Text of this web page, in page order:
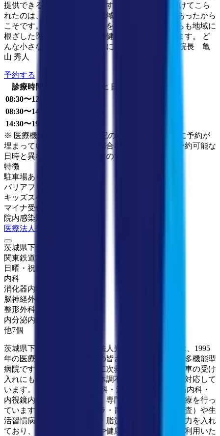
提供できるよう努めております。 これまで歩み続けてこら
れたのは、患者様をはじめ地域の皆様のお支えがあったから
こそです。その感謝の気持ちを大切にし、これからも地域に
根ざした医療を通じて皆様の健康を支えてまいります。 ど
んな小さなことでも、お気軽にご相談ください。 院長 亀
山 秀人
予約する
診療時間
土 日
08:30〜12:30
08:30〜14:30
14:30〜19:30
※ 医療機関の診療時間は上記の通りですが、すでに予約が
埋まっている場合や病院の都合などにより実際に予約可能な
日時と異なる場合がありますのでご了承ください
特徴
駐車場あり
バリアフリー
キッズスペースあり
マイナ受付
院内感染対策
医療法人光潤会 平間病院
茨城県下妻市江2051
関東鉄道常総線
日曜・祝日
内科
消化器内科
脳神経外科
整形外科
内分泌内科
他7個
茨城県下妻市にある「医療法人光潤会 平間病院」は、1995
年の医療法人化以来、地域の皆さまの健康を支える多機能型
病院です。県指定の輪番制二次救急病院として救急車の受け
入れにも積極対応し、急な体調不良や救急診療にも対応して
います。 当院では、総合内科・消化器内科・糖尿病内科・
内視鏡内科・外科をはじめ、専門医による幅広い診療を行っ
ています。特に、大腸カメラ・胃カメラ（内視鏡検査）や生
活習慣病（高血圧・糖尿病・脂質異常症）の管理に力を入れ
ており、健診での異常指摘や健康相談も安心してご利用いた